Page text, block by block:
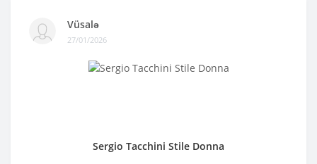
Vüsalə
27/01/2026
Sergio Tacchini Stile Donna